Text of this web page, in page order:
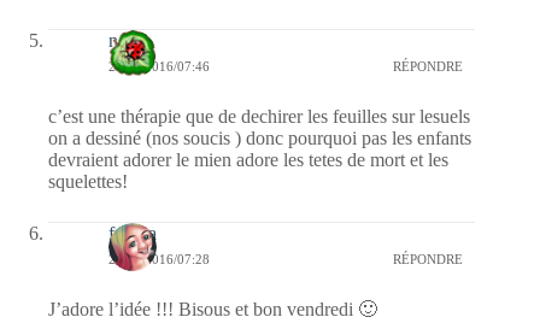
nessa
22/01/2016/07:46 RÉPONDRE
c’est une thérapie que de dechirer les feuilles sur lesuels
on a dessiné (nos soucis ) donc pourquoi pas les enfants
devraient adorer le mien adore les tetes de mort et les
squelettes!
fedora
22/01/2016/07:28 RÉPONDRE
J’adore l’idée !!! Bisous et bon vendredi 🙂